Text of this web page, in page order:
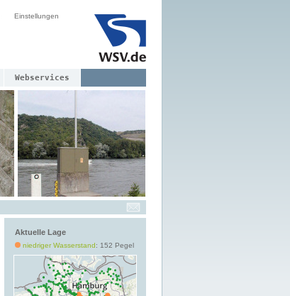
Einstellungen
Webservices
Aktuelle Lage
niedriger Wasserstand: 152 Pegel